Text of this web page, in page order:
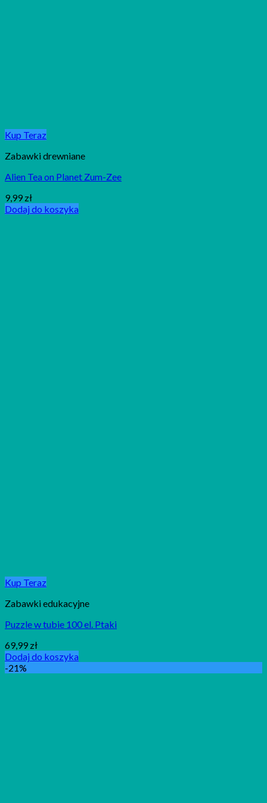
Kup Teraz
Zabawki drewniane
Alien Tea on Planet Zum-Zee
9,99 zł
Dodaj do koszyka
Kup Teraz
Zabawki edukacyjne
Puzzle w tubie 100 el. Ptaki
69,99 zł
Dodaj do koszyka
-21%